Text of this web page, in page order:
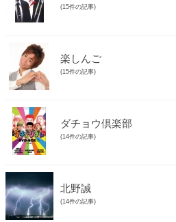
(15件の記事)
楽しんご
(15件の記事)
ダチョウ倶楽部
(14件の記事)
北野誠
(14件の記事)